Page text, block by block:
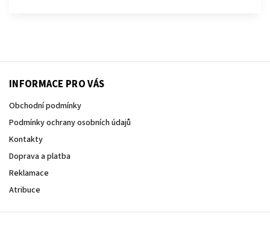
INFORMACE PRO VÁS
Obchodní podmínky
Podmínky ochrany osobních údajů
Kontakty
Doprava a platba
Reklamace
Atribuce